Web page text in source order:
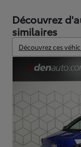
Découvrez
similaires
Découvrez ces